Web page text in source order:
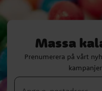
Massa
Prenumerera på vårt